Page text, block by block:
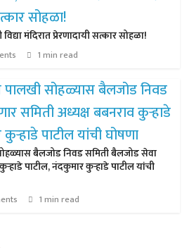
मंदिरात प्रेरणादायी सत्कार सोहळा!
1 min read
बैलजोड निवड समिती बैलजोड सेवा
पाटील, नंदकुमार कुऱ्हाडे पाटील यांची
1 min read